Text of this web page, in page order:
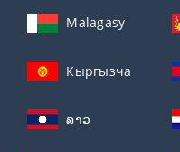
Malagasy
Кыргызча
ລາວ